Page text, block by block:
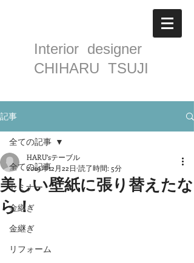
Interior designer
CHIHARU TSUJI
記事
全ての記事
セミナー
金継ぎ
金継ぎ
リフォーム
全ての記事
美しい壁紙に張り替えたな
ら！
HARU’sテーブル
2019年12月22日 読了時間: 5分